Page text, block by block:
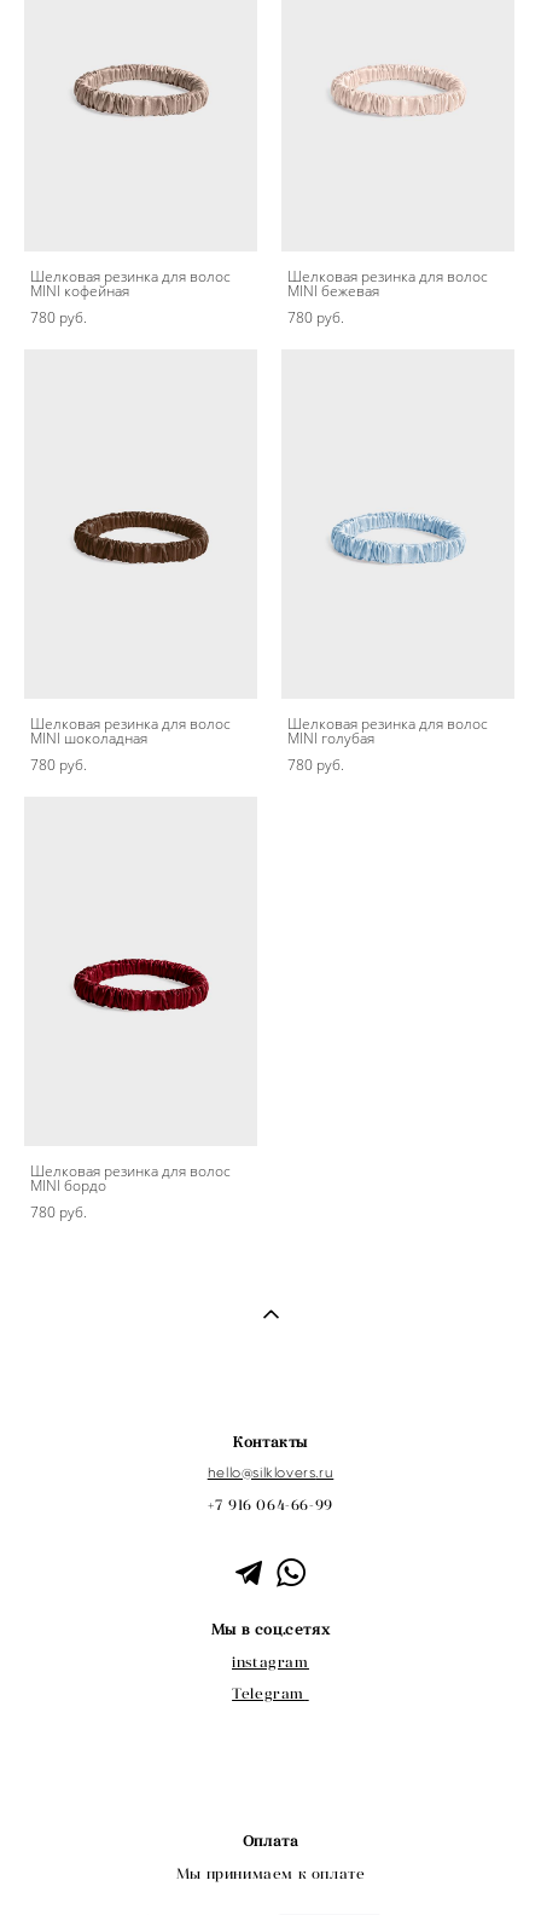
Шелковая резинка для волос
MINI кофейная
780 pуб.
Шелковая резинка для волос
MINI бежевая
780 pуб.
Шелковая резинка для волос
MINI шоколадная
780 pуб.
Шелковая резинка для волос
MINI голубая
780 pуб.
Шелковая резинка для волос
MINI бордо
780 pуб.
Контакты
hello@silklovers.ru
+7 916 064-66-99
Мы в соц.сетях
instagram
Telegram
Оплата
Мы принимаем к оплате